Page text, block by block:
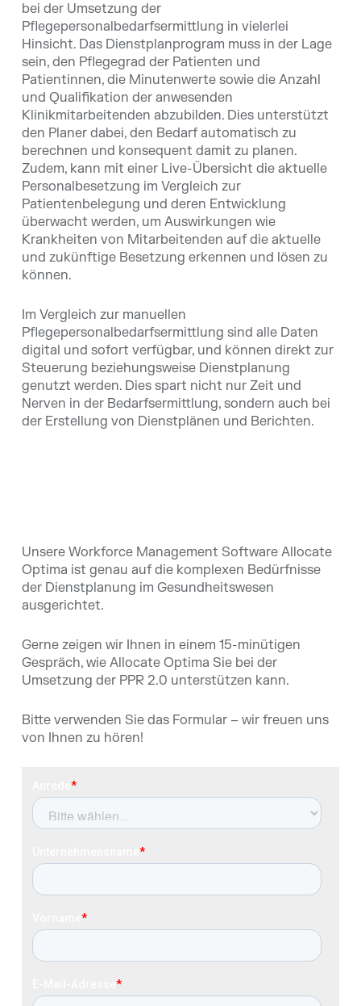
bei der Umsetzung der
Pflegepersonalbedarfsermittlung in vielerlei
Hinsicht. Das Dienstplanprogram muss in der Lage
sein, den Pflegegrad der Patienten und
Patientinnen, die Minutenwerte sowie die Anzahl
und Qualifikation der anwesenden
Klinikmitarbeitenden abzubilden. Dies unterstützt
den Planer dabei, den Bedarf automatisch zu
berechnen und konsequent damit zu planen.
Zudem, kann mit einer Live-Übersicht die aktuelle
Personalbesetzung im Vergleich zur
Patientenbelegung und deren Entwicklung
überwacht werden, um Auswirkungen wie
Krankheiten von Mitarbeitenden auf die aktuelle
und zukünftige Besetzung erkennen und lösen zu
können.
Im Vergleich zur manuellen
Pflegepersonalbedarfsermittlung sind alle Daten
digital und sofort verfügbar, und können direkt zur
Steuerung beziehungsweise Dienstplanung
genutzt werden. Dies spart nicht nur Zeit und
Nerven in der Bedarfsermittlung, sondern auch bei
der Erstellung von Dienstplänen und Berichten.
Unsere Workforce Management Software Allocate
Optima ist genau auf die komplexen Bedürfnisse
der Dienstplanung im Gesundheitswesen
ausgerichtet.
Gerne zeigen wir Ihnen in einem 15-minütigen
Gespräch, wie Allocate Optima Sie bei der
Umsetzung der PPR 2.0 unterstützen kann.
Bitte verwenden Sie das Formular – wir freuen uns
von Ihnen zu hören!